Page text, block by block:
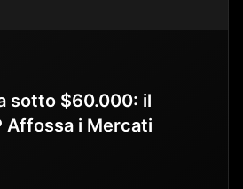
sotto $60.000: il
Affossa i Mercati